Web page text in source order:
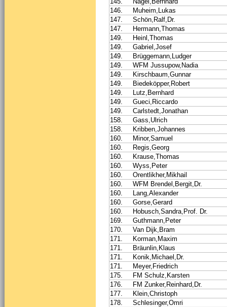
146.
Muheim,Lukas
147.
Schön,Ralf,Dr.
147.
Hermann,Thomas
149.
Heinl,Thomas
149.
Gabriel,Josef
149.
Brüggemann,Ludger
149.
WFM Jussupow,Nadia
149.
Kirschbaum,Gunnar
149.
Biedeköpper,Robert
149.
Lutz,Bernhard
149.
Gueci,Riccardo
149.
Carlstedt,Jonathan
158.
Gass,Ulrich
158.
Kribben,Johannes
160.
Minor,Samuel
160.
Regis,Georg
160.
Krause,Thomas
160.
Wyss,Peter
160.
Orentlikher,Mikhail
160.
WFM Brendel,Bergit,Dr.
160.
Lang,Alexander
160.
Gorse,Gerard
160.
Hobusch,Sandra,Prof. Dr.
169.
Guthmann,Peter
170.
Van Dijk,Bram
171.
Korman,Maxim
171.
Bräunlin,Klaus
171.
Konik,Michael,Dr.
171.
Meyer,Friedrich
175.
FM Schulz,Karsten
176.
FM Zunker,Reinhard,Dr.
177.
Klein,Christoph
178.
Schlesinger,Omri